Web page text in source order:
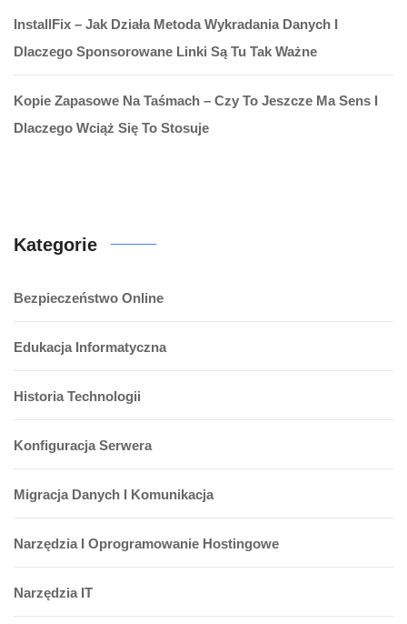
InstallFix – Jak Działa Metoda Wykradania Danych I
Dlaczego Sponsorowane Linki Są Tu Tak Ważne
Kopie Zapasowe Na Taśmach – Czy To Jeszcze Ma Sens I
Dlaczego Wciąż Się To Stosuje
Kategorie
Bezpieczeństwo Online
Edukacja Informatyczna
Historia Technologii
Konfiguracja Serwera
Migracja Danych I Komunikacja
Narzędzia I Oprogramowanie Hostingowe
Narzędzia IT